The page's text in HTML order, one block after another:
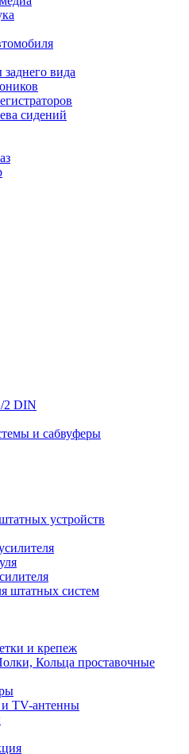
вида
сидений
2 DIN
и сабвуферы
устройств
штатных систем
и крепеж
Кольца проставочные
TV-антенны